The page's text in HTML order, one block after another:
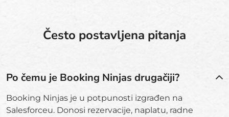
Često postavljena pitanja
Po čemu je Booking Ninjas drugačiji?
Booking Ninjas je u potpunosti izgrađen na
Salesforceu. Donosi rezervacije, naplatu, radne